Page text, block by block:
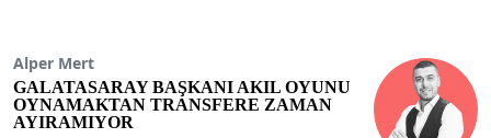
Alper Mert
GALATASARAY BAŞKANI AKIL OYUNU
OYNAMAKTAN TRANSFERE ZAMAN
AYIRAMIYOR